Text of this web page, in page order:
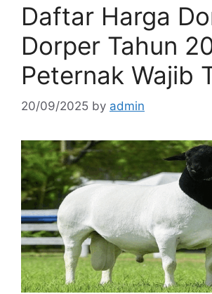
Daftar Harga
Dorper Tahun
Peternak Wajib
20/09/2025 by admin